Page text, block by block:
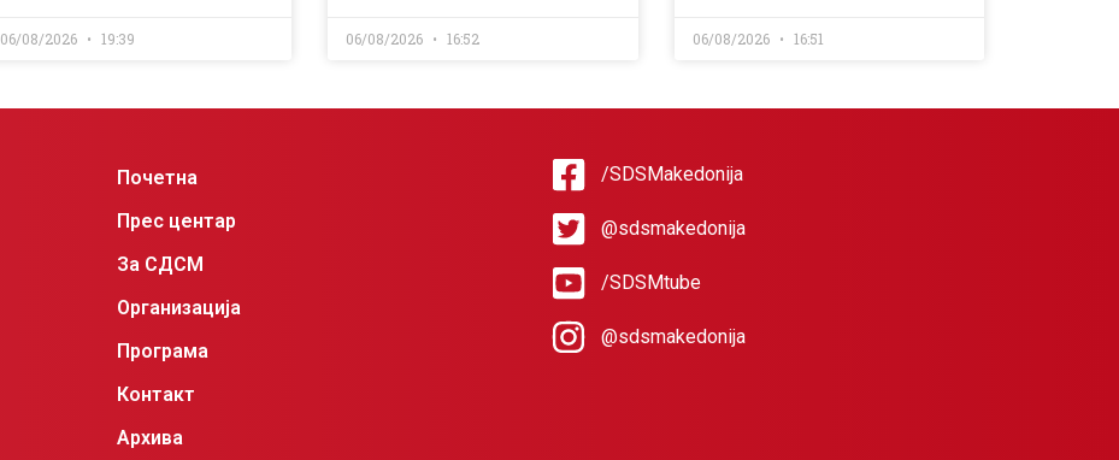
06/08/2026 19:39 06/08/2026 16:52 06/08/2026 16:51
Почетна
Прес центар
За СДСМ
Организација
Програма
Контакт
Архива
/SDSMakedonija
@sdsmakedonija
/SDSMtube
@sdsmakedonija